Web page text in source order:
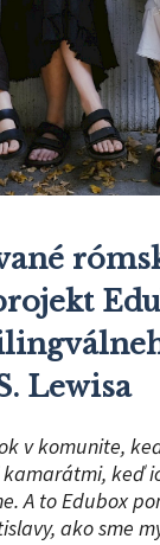
Lewisa
v komunite,
keď
A to Edubox
ako sme